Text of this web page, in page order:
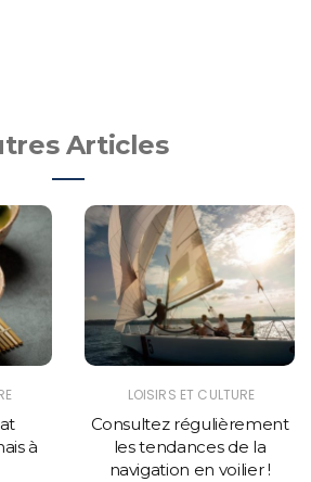
Articles
à
LOISIRS ET CULTURE
Consultez régulièrement
les tendances de la
navigation en voilier !